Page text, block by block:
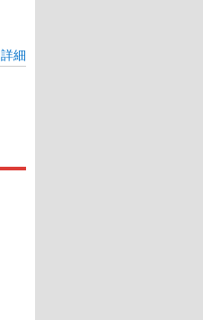
詳細